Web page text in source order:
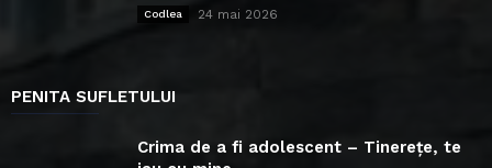
Codlea 24 mai 2026
PENITA SUFLETULUI
Crima de a fi adolescent – Tinerețe, te